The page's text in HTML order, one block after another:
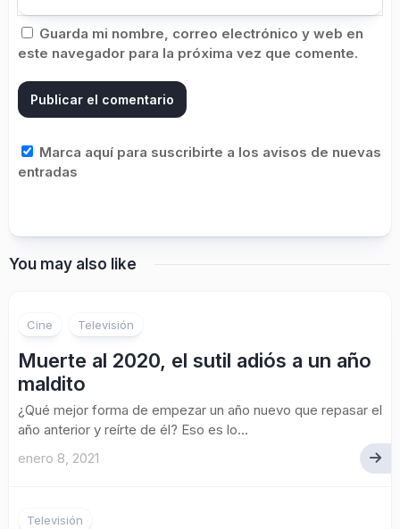
Guarda mi nombre, correo electrónico y web en
este navegador para la próxima vez que comente.
Marca aquí para suscribirte a los avisos de nuevas
entradas
You may also like
Cine Televisión
Muerte al 2020, el sutil adiós a un año
maldito
¿Qué mejor forma de empezar un año nuevo que repasar el
año anterior y reírte de él? Eso es lo...
enero 8, 2021
Televisión